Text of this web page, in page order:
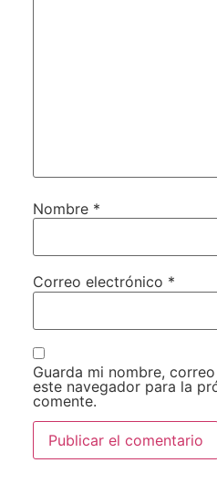
Nombre *
Correo electrónico *
Guarda mi nombre,
este navegador para la
comente.